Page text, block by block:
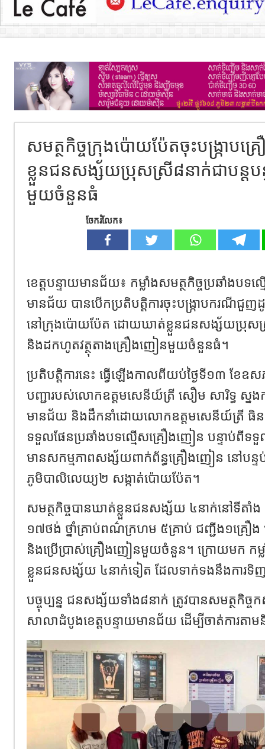
សមត្ថកិច្ចក្រុងប៉ោយប៉ែតចុះបង្ក្រាប
ខ្លួនជនសង្ស័យប្រុសស្រី៨នាក់ជាបន្ត
មួយចំនួនធំ
ចែករំលែក៖
ខេត្តបន្ទាយមានជ័យ៖ កម្លាំងសមត្ថកិច្ចប្រឆាំងបទ
មានជ័យ បានបើកប្រតិបត្តិការចុះបង្ក្រាបករណីជួញ
នៅក្រុងប៉ោយប៉ែត ដោយឃាត់ខ្លួនជនសង្ស័យប្រុសស្រី
និងដកហូតវត្ថុតាងគ្រឿងញៀនមួយចំនួនធំ។
ប្រតិបត្តិការនេះ ធ្វើឡើងកាលពីយប់ថ្ងៃទី១៣ ខែឧ
បញ្ជារបស់លោកឧត្តមសេនីយ៍ត្រី សឿម សារិទ្ធ ស្នងក
មានជ័យ និងដឹកនាំដោយលោកឧត្តមសេនីយ៍ត្រី ធិន
ទទួលផែនប្រឆាំងបទល្មើសគ្រឿងញៀន បន្ទាប់ពីទទួ
មានសកម្មភាពសង្ស័យពាក់ព័ន្ធគ្រឿងញៀន នៅបន្ទ
ភូមិបាលិលេយ្យ២ សង្កាត់ប៉ោយប៉ែត។
សមត្ថកិច្ចបានឃាត់ខ្លួនជនសង្ស័យ ៤នាក់នៅទីតាំ
១៧ថង់ ថ្នាំគ្រាប់ពណ៌ក្រហម ៥គ្រាប់ ជញ្ជីង១គ្រឿង
និងប្រើប្រាស់គ្រឿងញៀនមួយចំនួន។ ក្រោយមក កម្
ខ្លួនជនសង្ស័យ ៤នាក់ទៀត ដែលទាក់ទងនឹងការ
បច្ចុប្បន្ន ជនសង្ស័យទាំង៨នាក់ ត្រូវបានសមត្ថកិ
សាលាដំបូងខេត្តបន្ទាយមានជ័យ ដើម្បីចាត់ការតា